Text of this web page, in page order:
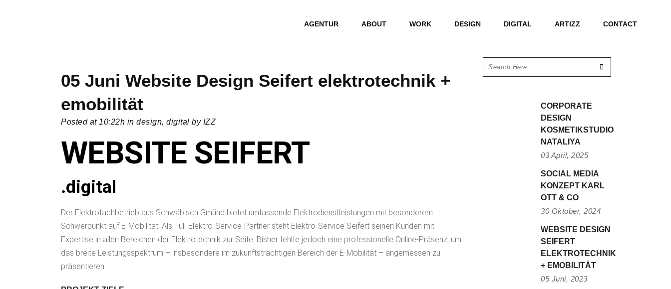
AGENTUR ABOUT WORK DESIGN DIGITAL ARTIZZ CONTACT
05 Juni Website Design Seifert elektrotechnik +
emobilität
Posted at 10:22h in design, digital by IZZ
WEBSITE SEIFERT
.digital
Der Elektrofachbetrieb aus Schwäbisch Gmünd bietet umfassende Elektrodienstleistungen mit besonderem
Schwerpunkt auf E-Mobilität. Als Full-Elektro-Service-Partner steht Elektro-Service Seifert seinen Kunden mit
Expertise in allen Bereichen der Elektrotechnik zur Seite. Bisher fehlte jedoch eine professionelle Online-Präsenz, um
das breite Leistungsspektrum – insbesondere im zukunftsträchtigen Bereich der E-Mobilität – angemessen zu
präsentieren.
CORPORATE
DESIGN
KOSMETIKSTUDIO
NATALIYA
03 April, 2025
SOCIAL MEDIA
KONZEPT KARL
OTT & CO
30 Oktober, 2024
WEBSITE DESIGN
SEIFERT
ELEKTROTECHNIK
+ EMOBILITÄT
05 Juni, 2023